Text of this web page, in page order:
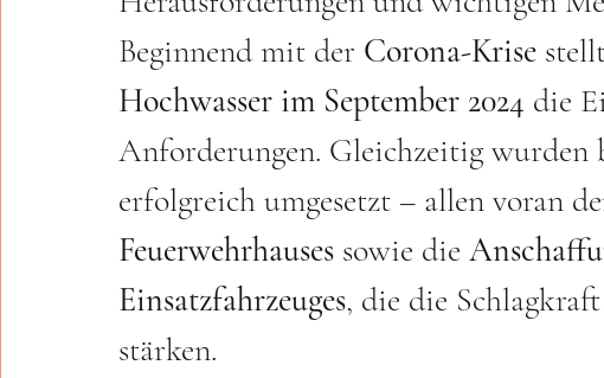
Beginnend mit der Corona-Krise
Hochwasser im September 2024 die
Anforderungen. Gleichzeitig wurden
erfolgreich umgesetzt – allen voran
Feuerwehrhauses sowie die
Einsatzfahrzeuges, die die
stärken.